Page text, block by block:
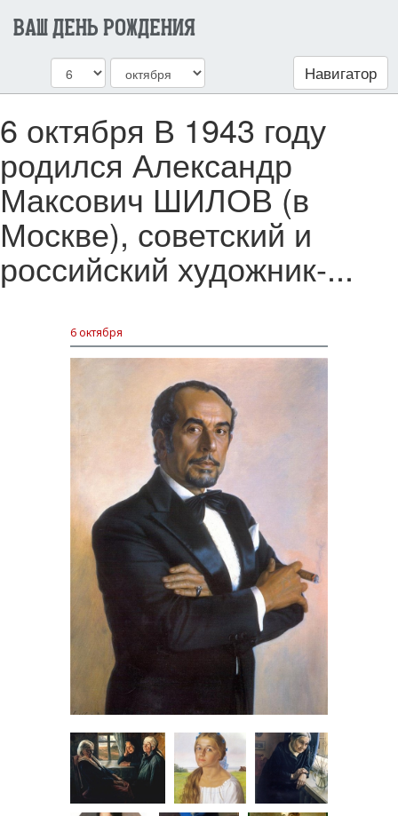
ВАШ ДЕНЬ РОЖДЕНИЯ
Навигатор
6 октября В 1943 году
родился Александр
Максович ШИЛОВ (в
Москве), советский и
российский художник-...
6 октября